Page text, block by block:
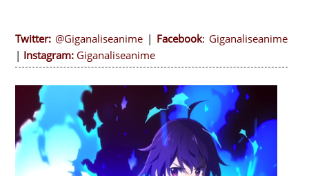
Twitter: @Giganaliseanime | Facebook: Giganaliseanime
| Instagram: Giganaliseanime